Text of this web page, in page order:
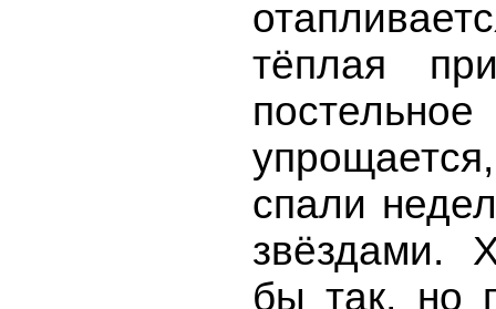
тёплая
спали
звёздами.
бы так, но